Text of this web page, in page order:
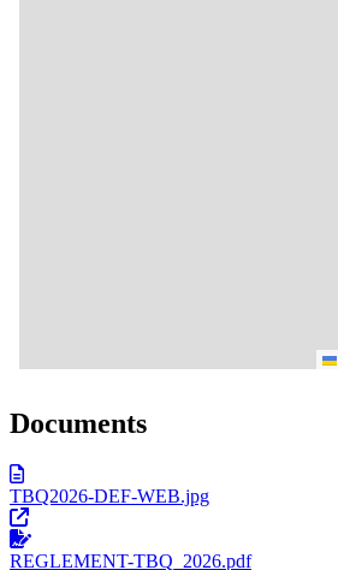
Documents
TBQ2026-DEF-WEB.jpg
REGLEMENT-TBQ_2026.pdf